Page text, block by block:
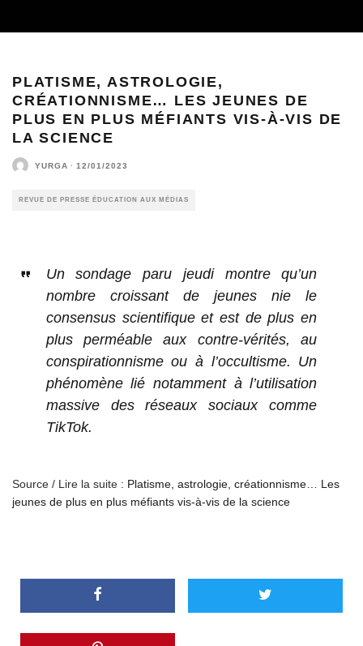
PLATISME, ASTROLOGIE,
CRÉATIONNISME… LES JEUNES DE
PLUS EN PLUS MÉFIANTS VIS-À-VIS DE
LA SCIENCE
YURGA · 12/01/2023
REVUE DE PRESSE ÉDUCATION AUX MÉDIAS
Un sondage paru jeudi montre qu’un
nombre croissant de jeunes nie le
consensus scientifique et est de plus en
plus perméable aux contre-vérités, au
conspirationnisme ou à l’occultisme. Un
phénomène lié notamment à l’utilisation
massive des réseaux sociaux comme
TikTok.
Source / Lire la suite : Platisme, astrologie, créationnisme… Les
jeunes de plus en plus méfiants vis-à-vis de la science